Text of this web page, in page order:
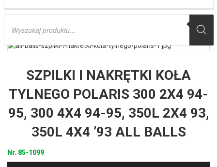
Wyszukiwarka
ALL BALLS
SZPILKI I NAKRĘTKI KOŁA
TYLNEGO POLARIS 300 2X4 94-
95, 300 4X4 94-95, 350L 2X4 93,
350L 4X4 ’93 ALL BALLS
Nr. 85-1099